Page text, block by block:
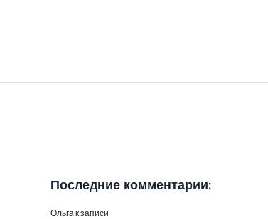
Последние комментарии:
Ольга к записи